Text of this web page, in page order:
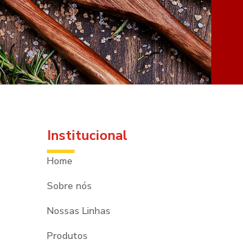
Institucional
Home
Sobre nós
Nossas Linhas
Produtos